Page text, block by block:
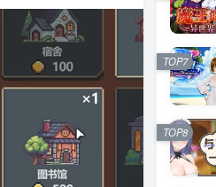
TOP7
TOP8